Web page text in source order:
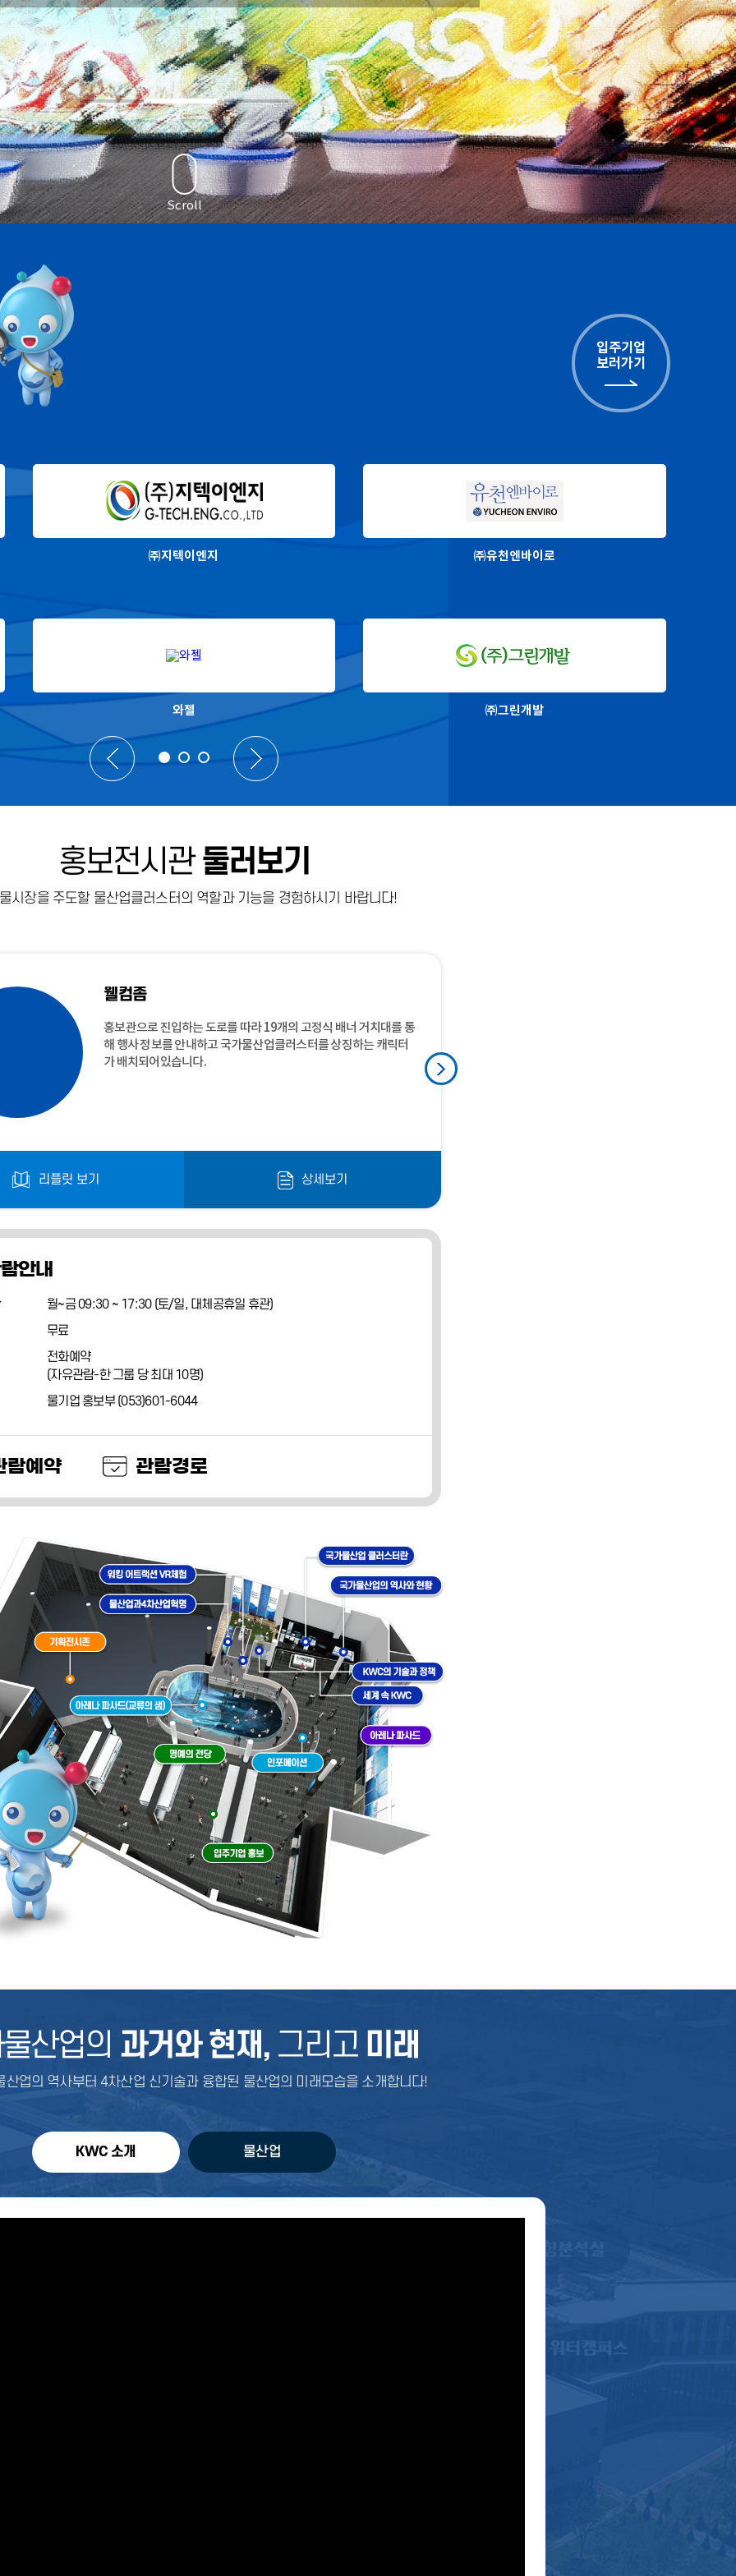
Scroll
입주기업
보러가기
㈜지텍이엔지 ㈜유천엔바이로
와젤 ㈜그린개발
홍보전시관둘러보기
시장을 주도할 물산업클러스터의 역할과 기능을 경험하시기 바랍니다!
웰컴좀
홍보관으로 진입하는 도로를 따라 19개의 고정식 배너 거치대를 통
해 행사 정보를 안내하고 국가물산업클러스터를 상징하는 캐릭터
가 배치되어있습니다.
브리핑존
홍보관 안내 리플릿과 활동지를 배부하고 동선이 갈리는 주요지점
4곳에 동선을 안내하는 고보라이트를 설치 되어있습니다.
클러스터존
물산업의 정의 , 세계 물산업의 흐름, 우리나라 물산업의 현황과 국
가물산업클러스터의 탄생 배경과 현재, 비전을 안내하고 있습니다.
디스커버리존
취수원에서 우리집까지 스마트하게 관리되는 물공급체계를 소개
하고 물의 전반적인 순환 방법을 다양한 체험 활동을 통해 활동 할
수 있는 공간입니다.
비즈니스존
물산업 관련 제품을 전시하고 QR코드로 해당 제품의 기업을 알아
보고 저수지의 물이 가정에서 사용할 수 있도록 하는 과정을 소개하
는 공간입니다.
아우트로
홍보전시관의 시작을 알리는 곳으로 물과 기술의 만나을 주제로 물
을 통해 미래로 발전해나가는 영상을 연출한 공간입니다.
진로특화존
흥미 적성 검사를 통해 나는 어떤 유형의 사람인지, 어떤 학과가 잘
맞을지, 어떤 직업이 잘 맞을지, 흥미를 느끼는 일은 무엇일지 알아
볼 수 있는 공간입니다.
라이브스케치존
하수처리를 거친 깨끗해진 물 속에 내가 색칠해서 바다로 보낸 물고
기를 터치하며 상호작용 하고 해양 오염물질을 제거하는 인터랙티
브 체험을 할 수 있는 공간입니다.
리플릿 보기 상세보기
안내
월~금 09:30 ~ 17:30 (토/일, 대체공휴일 휴관)
무료
전화예약
(자유관람-한 그룹 당 최대 10명)
물기업 홍보부 (053)601-6044
람예약 관람경로
산업의 과거와 현재, 그리고 미래
산업의 역사부터 4차산업 신기술과 융합된 물산업의 미래모습을 소개합니다!
KWC 소개 물산업